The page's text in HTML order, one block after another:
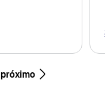
próximo seta_direita